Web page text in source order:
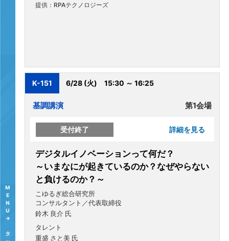
提供：RPAテクノロジーズ
K-151 6/28 (火) 15:30 ～ 16:25
基調講演 第1会場
受付終了 詳細を見る
デジタルイノベーションって何だ？
～いまなにが起きているのか？なぜやらない
と負けるのか？～
こゆるぎ総合研究所
コンサルタント／代表取締役
鈴木 良介 氏
タレント
重盛 さと美 氏